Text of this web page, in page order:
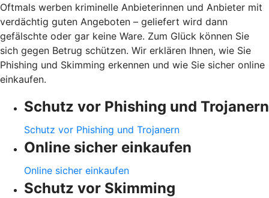
Oftmals werben kriminelle Anbieterinnen und Anbieter mit
verdächtig guten Angeboten – geliefert wird dann
gefälschte oder gar keine Ware. Zum Glück können Sie
sich gegen Betrug schützen. Wir erklären Ihnen, wie Sie
Phishing und Skimming erkennen und wie Sie sicher online
einkaufen.
Schutz vor Phishing und Trojanern
Schutz vor Phishing und Trojanern
Online sicher einkaufen
Online sicher einkaufen
Schutz vor Skimming